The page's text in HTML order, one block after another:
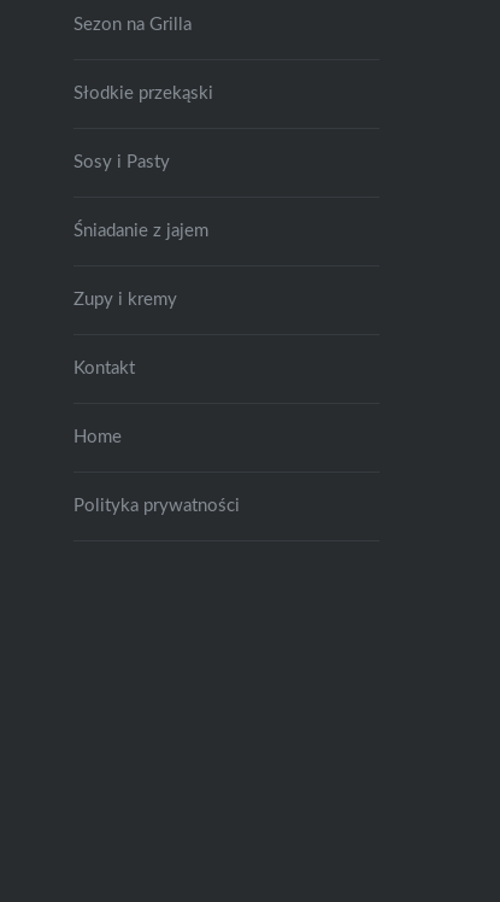
Sezon na Grilla
Słodkie przekąski
Sosy i Pasty
Śniadanie z jajem
Zupy i kremy
Kontakt
Home
Polityka prywatności